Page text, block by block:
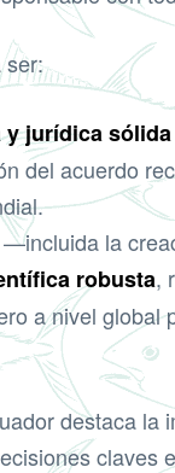
ser:
jurídica sólida
del acuerdo
la
robusta,
a nivel
destaca
claves